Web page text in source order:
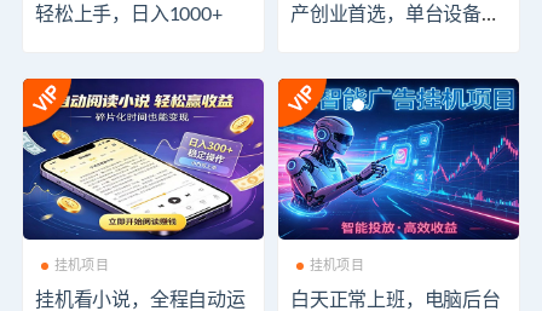
轻松上手，日入1000+
产创业首选，单台设备日
挂机项目
挂机看小说，全程自动运
挂机项目
白天正常上班，电脑后台